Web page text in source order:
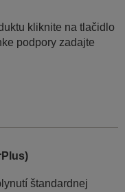
kliknite na tlačidlo
podpory zadajte
štandardnej